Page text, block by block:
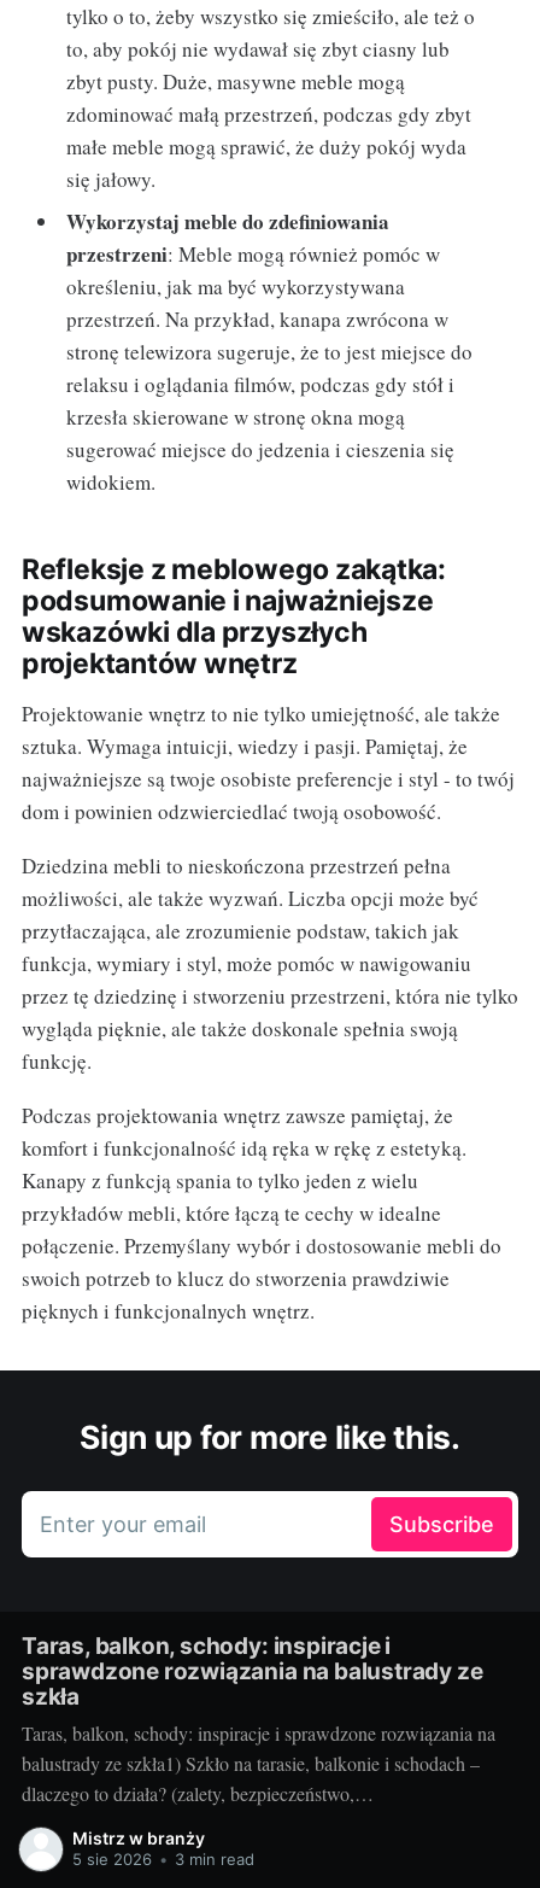
tylko o to, żeby wszystko się zmieściło, ale też o
to, aby pokój nie wydawał się zbyt ciasny lub
zbyt pusty. Duże, masywne meble mogą
zdominować małą przestrzeń, podczas gdy zbyt
małe meble mogą sprawić, że duży pokój wyda
się jałowy.
Wykorzystaj meble do zdefiniowania
przestrzeni: Meble mogą również pomóc w
określeniu, jak ma być wykorzystywana
przestrzeń. Na przykład, kanapa zwrócona w
stronę telewizora sugeruje, że to jest miejsce do
relaksu i oglądania filmów, podczas gdy stół i
krzesła skierowane w stronę okna mogą
sugerować miejsce do jedzenia i cieszenia się
widokiem.
Refleksje z meblowego zakątka:
podsumowanie i najważniejsze
wskazówki dla przyszłych
projektantów wnętrz
Projektowanie wnętrz to nie tylko umiejętność, ale także
sztuka. Wymaga intuicji, wiedzy i pasji. Pamiętaj, że
najważniejsze są twoje osobiste preferencje i styl - to twój
dom i powinien odzwierciedlać twoją osobowość.
Dziedzina mebli to nieskończona przestrzeń pełna
możliwości, ale także wyzwań. Liczba opcji może być
przytłaczająca, ale zrozumienie podstaw, takich jak
funkcja, wymiary i styl, może pomóc w nawigowaniu
przez tę dziedzinę i stworzeniu przestrzeni, która nie tylko
wygląda pięknie, ale także doskonale spełnia swoją
funkcję.
Podczas projektowania wnętrz zawsze pamiętaj, że
komfort i funkcjonalność idą ręka w rękę z estetyką.
Kanapy z funkcją spania to tylko jeden z wielu
przykładów mebli, które łączą te cechy w idealne
połączenie. Przemyślany wybór i dostosowanie mebli do
swoich potrzeb to klucz do stworzenia prawdziwie
pięknych i funkcjonalnych wnętrz.
Sign up for more like this.
Enter your email Subscribe
Taras, balkon, schody: inspiracje i
sprawdzone rozwiązania na balustrady ze
szkła
Taras, balkon, schody: inspiracje i sprawdzone rozwiązania na
balustrady ze szkła1) Szkło na tarasie, balkonie i schodach –
dlaczego to działa? (zalety, bezpieczeństwo,
inspiracje)Balustrady szklane to przepis na lekką, jasną i
elegancką przestrzeń. Na tarasie i balkonie nie odcinają widoku,
Mistrz w branży
5 sie 2026 • 3 min read